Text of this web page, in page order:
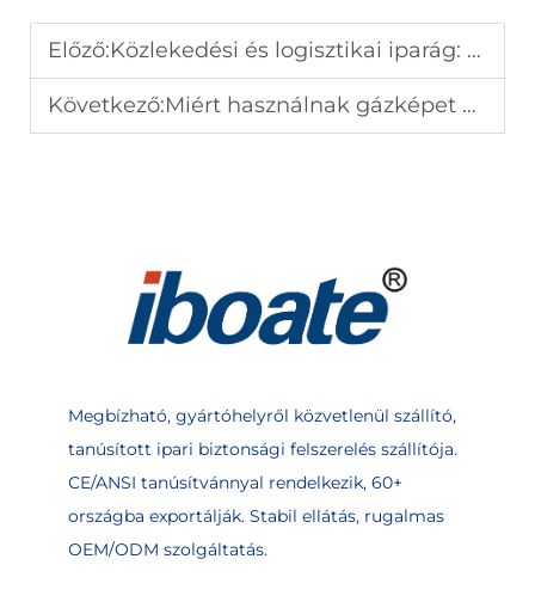
Előző:Közlekedési és logisztikai iparág: egyedi fényvisszaverő munkaruházat megoldás
Következő:Miért használnak gázképet mérgező gázokkal történő munkavégzés során?
Megbízható, gyártóhelyről közvetlenül szállító,
tanúsított ipari biztonsági felszerelés szállítója.
CE/ANSI tanúsítvánnyal rendelkezik, 60+
országba exportálják. Stabil ellátás, rugalmas
OEM/ODM szolgáltatás.